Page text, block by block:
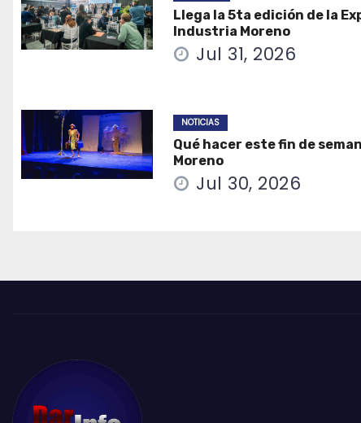
Llega la 5ta edición de la
Industria Moreno
Jul 31, 2026
NOTICIAS
Qué hacer este fin de
Moreno
Jul 30, 2026